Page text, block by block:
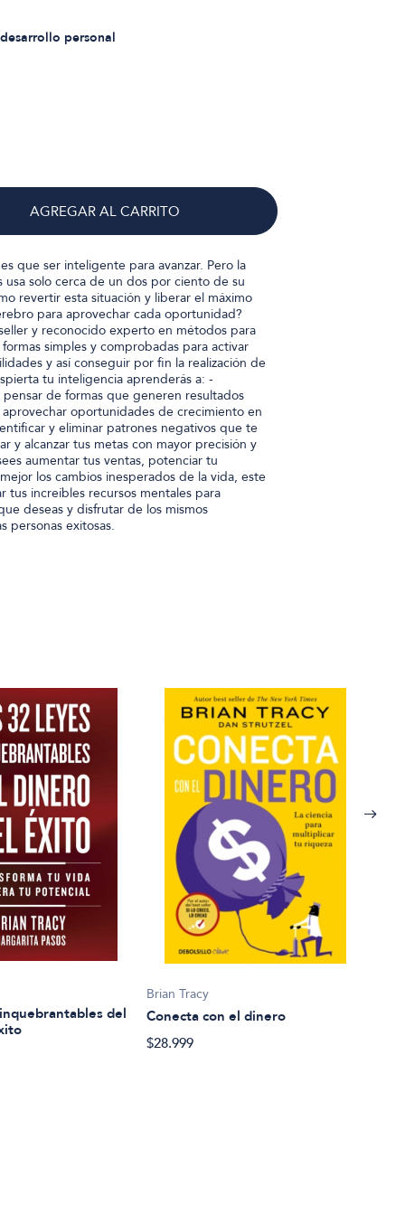
personal
AGREGAR AL CARRITO
que ser inteligente para avanzar. Pero la
usa solo cerca de un dos por ciento de su
revertir esta situación y liberar el máximo
para aprovechar cada oportunidad?
y reconocido experto en métodos para
simples y comprobadas para activar
y así conseguir por fin la realización de
tu inteligencia aprenderás a: -
de formas que generen resultados
oportunidades de crecimiento en
y eliminar patrones negativos que te
y alcanzar tus metas con mayor precisión y
aumentar tus ventas, potenciar tu
los cambios inesperados de la vida, este
tus increíbles recursos mentales para
deseas y disfrutar de los mismos
personas exitosas.
del
Brian Tracy
Conecta con el dinero
$28.999